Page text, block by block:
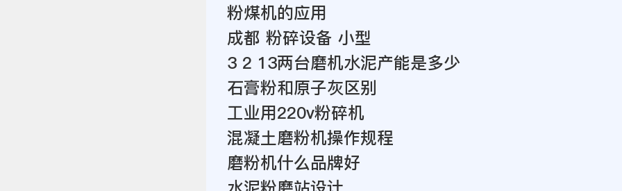
粉煤机的应用
成都 粉碎设备 小型
3 2 13两台磨机水泥产能是多少
石膏粉和原子灰区别
工业用220v粉碎机
混凝土磨粉机操作规程
磨粉机什么品牌好